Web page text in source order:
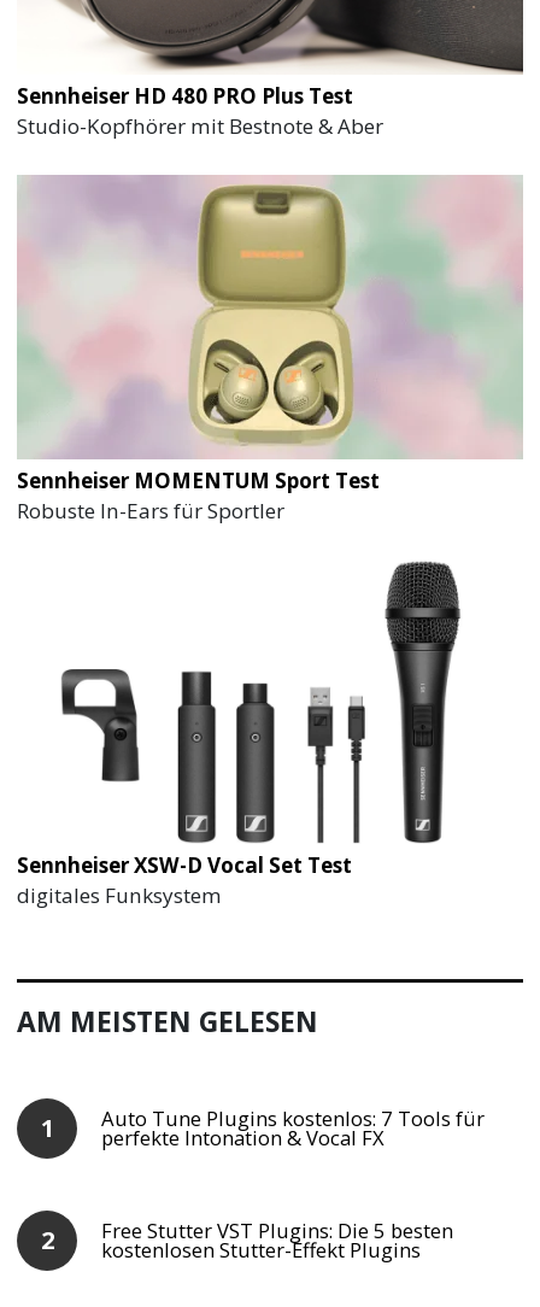
Sennheiser HD 480 PRO Plus Test
Studio-Kopfhörer mit Bestnote & Aber
Sennheiser MOMENTUM Sport Test
Robuste In-Ears für Sportler
Sennheiser XSW-D Vocal Set Test
digitales Funksystem
AM MEISTEN GELESEN
Auto Tune Plugins kostenlos: 7 Tools für
perfekte Intonation & Vocal FX
Free Stutter VST Plugins: Die 5 besten
kostenlosen Stutter-Effekt Plugins